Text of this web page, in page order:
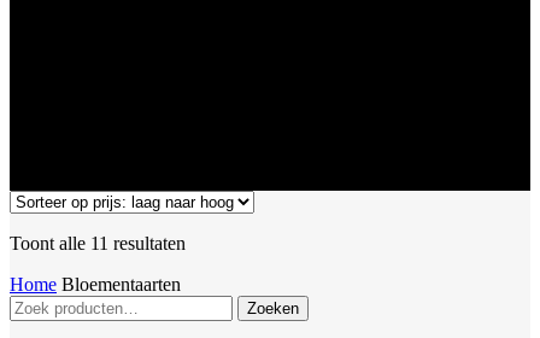
Toont alle 11 resultaten
Home Bloementaarten
Zoeken
naar:
Zoeken